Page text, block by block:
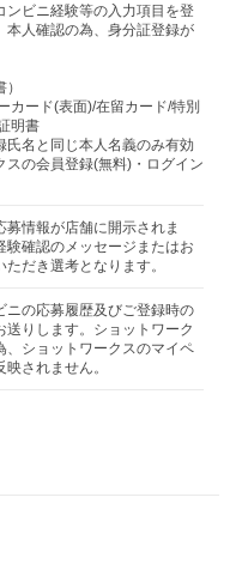
ンビニ経験等の入力項目を登
本人確認の為、身分証登録が
カード(表面)/在留カード/特別
明書
名と同じ本人名義のみ有効
スの会員登録(無料)・ログイン
募情報が店舗に開示されま
験確認のメッセージまたはお
だき選考となります。
ニの応募履歴及びご登録時の
送りします。ショットワーク
、ショットワークスのマイペ
されません。